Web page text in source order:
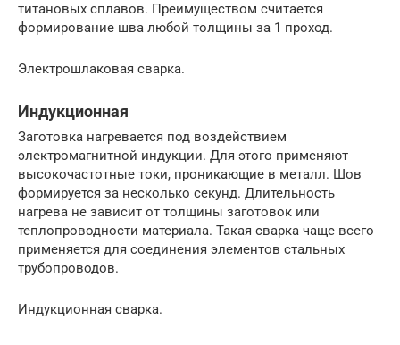
титановых сплавов. Преимуществом считается
формирование шва любой толщины за 1 проход.
Электрошлаковая сварка.
Индукционная
Заготовка нагревается под воздействием
электромагнитной индукции. Для этого применяют
высокочастотные токи, проникающие в металл. Шов
формируется за несколько секунд. Длительность
нагрева не зависит от толщины заготовок или
теплопроводности материала. Такая сварка чаще всего
применяется для соединения элементов стальных
трубопроводов.
Индукционная сварка.